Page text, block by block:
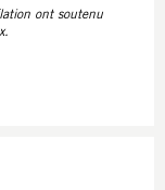
ont soutenu